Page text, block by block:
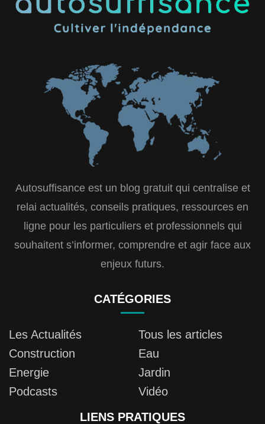
Autosuffisance est un blog gratuit qui centralise et
relai actualités, conseils pratiques, ressources en
ligne pour les particuliers et professionnels qui
souhaitent s’informer, comprendre et agir face aux
enjeux futurs.
CATÉGORIES
Les Actualités
Tous les articles
Construction
Eau
Energie
Jardin
Podcasts
Vidéo
LIENS PRATIQUES